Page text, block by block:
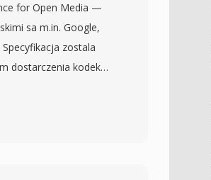
for Open Media —
sa m.in. Google,
zostala
dostarczenia kodeka
efektywnosc